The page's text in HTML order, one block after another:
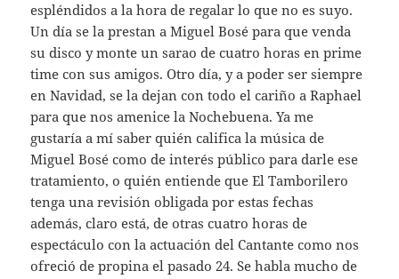
espléndidos a la hora de regalar lo que no es suyo.
Un día se la prestan a Miguel Bosé para que venda
su disco y monte un sarao de cuatro horas en prime
time con sus amigos. Otro día, y a poder ser siempre
en Navidad, se la dejan con todo el cariño a Raphael
para que nos amenice la Nochebuena. Ya me
gustaría a mí saber quién califica la música de
Miguel Bosé como de interés público para darle ese
tratamiento, o quién entiende que El Tamborilero
tenga una revisión obligada por estas fechas
además, claro está, de otras cuatro horas de
espectáculo con la actuación del Cantante como nos
ofreció de propina el pasado 24. Se habla mucho de